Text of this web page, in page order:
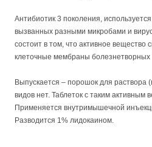
Антибиотик 3 поколения,
вызванных разными микробами и
состоит в том, что активное вещество
клеточные мембраны болезнетворных
Выпускается – порошок для раствора
видов нет. Таблеток с таким активным
Применяется внутримышечной
Разводится 1% лидокаином.